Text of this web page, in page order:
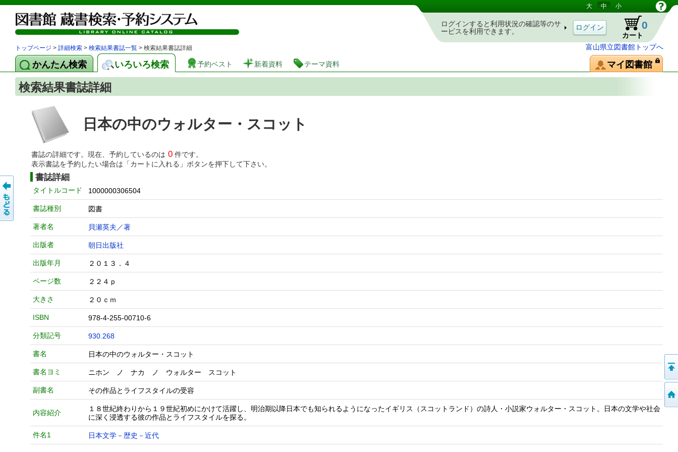
図書館 蔵書検索・予約システム 大 中 小
ログインすると利用状況の確認等のサ
ービスを利用できます。
カート
0
富山県立図書館トップへ
トップページ > 詳細検索 > 検索結果書誌一覧 > 検索結果書誌詳細
かんたん検索 いろいろ検索 予約ベスト 新着資料 テーマ資料 マイ図書館
検索結果書誌詳細
日本の中のウォルター・スコット
書誌の詳細です。現在、予約しているのは 0 件です。
表示書誌を予約したい場合は「カートに入れる」ボタンを押下して下さい。
書誌詳細
タイトルコード 1000000306504
書誌種別 図書
著者名 貝瀬英夫／著
出版者 朝日出版社
出版年月 ２０１３．４
ページ数 ２２４ｐ
大きさ ２０ｃｍ
ISBN 978-4-255-00710-6
分類記号 930.268
書名 日本の中のウォルター・スコット
書名ヨミ ニホン ノ ナカ ノ ウォルター スコット
副書名 その作品とライフスタイルの受容
内容紹介
１８世紀終わりから１９世紀初めにかけて活躍し、明治期以降日本でも知られるようになったイギリス（スコットランド）の詩人・小説家ウォルター・スコット。日本の文学や社会
に深く浸透する彼の作品とライフスタイルを探る。
件名1 日本文学－歴史－近代